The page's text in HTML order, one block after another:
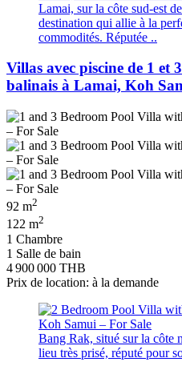
Lamai, sur la côte sud-est
destination qui allie à la
commodités. Réputée ..
Villas avec piscine de 1 et
balinais à Lamai, Koh
92 m2
122 m2
1 Chambre
1 Salle de bain
4 900 000 THB
Prix de location: à la demande
Bang Rak, situé sur la côte
lieu très prisé, réputé pour